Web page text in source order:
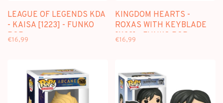
LEAGUE OF LEGENDS KDA
- KAISA [1223] - FUNKO
POP
€16,99
KINGDOM HEARTS -
ROXAS WITH KEYBLADE
[1122] - FUNKO POP
€16,99